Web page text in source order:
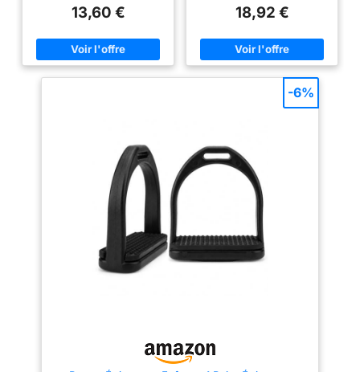
Enfants apprenant
Tampon en Caoutchouc
Cadeaux, Le Noir, Små
13,60 €
est plus long que l'intérieur
les genoux. Application : idéal
pour l'équitation occidentale
polyvalente, la corde ou le trail.
selle anglais en acier
18,92 €
-6%